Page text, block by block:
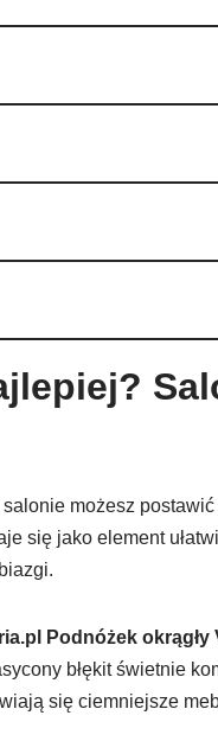
możesz
się jako element
Podnóżek okrągły
błękit świetnie
się ciemniejsze